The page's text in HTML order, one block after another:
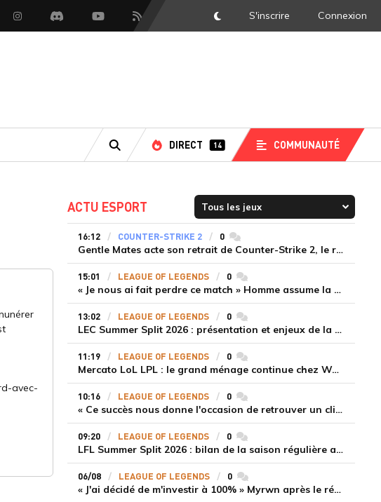
InstagramDiscord YoutubeFlux RSS DarkMode
S'inscrire Connexion
RECHERCHE
DIRECT 14 COMMUNAUTÉ
avec-
ACTU ESPORT
16:12 COUNTER-STRIKE 2 0commentaires
Gentle Mates acte son retrait de Counter-Strike 2, le roster ibérique libéré
15:01 LEAGUE OF LEGENDS 0commentaires
« Je nous ai fait perdre ce match » Homme assume la responsabilité de la défaite de HLE face à Gen.G
13:02 LEAGUE OF LEGENDS 0commentaires
LEC Summer Split 2026 : présentation et enjeux de la troisième semaine de compétition
11:19 LEAGUE OF LEGENDS 0commentaires
Mercato LoL LPL : le grand ménage continue chez Weibo Gaming, Jiejie quitte le navire au profit de Xiaohao
10:16 LEAGUE OF LEGENDS 0commentaires
« Ce succès nous donne l'occasion de retrouver un climat beaucoup plus positif » Ryu et Canyon soulagés après la victoire de Gen.G sur HLE
09:20 LEAGUE OF LEGENDS 0commentaires
LFL Summer Split 2026 : bilan de la saison régulière avec Solary en tête
06/08 LEAGUE OF LEGENDS 0commentaires
« J'ai décidé de m'investir à 100% » Myrwn après le réveil de Movistar KOI face à Fnatic